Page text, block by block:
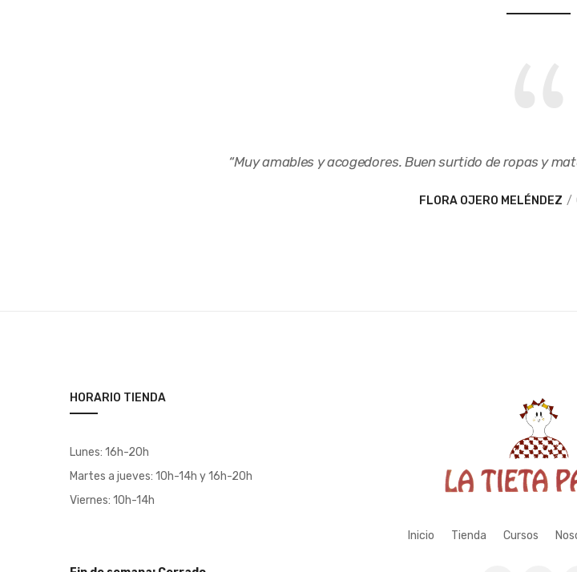
“Muy amables y acogedores. Buen surtido de ropas y
FLORA OJERO MELÉNDEZ
HORARIO TIENDA
Lunes: 16h-20h
Martes a jueves: 10h-14h y 16h-20h
Viernes: 10h-14h
Inicio Tienda Cursos